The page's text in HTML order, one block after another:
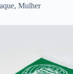
, Mulher